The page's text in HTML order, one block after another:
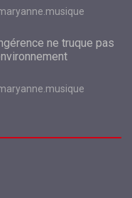
ne truque pas